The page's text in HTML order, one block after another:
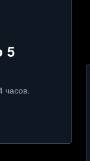
5
часов.